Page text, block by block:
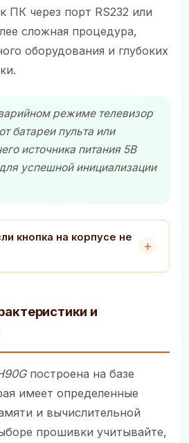
ПК через порт RS232 или
сложная процедура,
оборудования и глубоких
режиме телевизор
батареи пульта или
источника питания 5В
успешной инициализации
кнопка на корпусе не
и
построена на базе
имеет определенные
и вычислительной
прошивки учитывайте,